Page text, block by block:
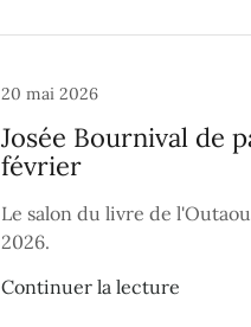
20 mai 2026
Josée Bournival de
février
Le salon du livre de
2026.
Continuer la lecture